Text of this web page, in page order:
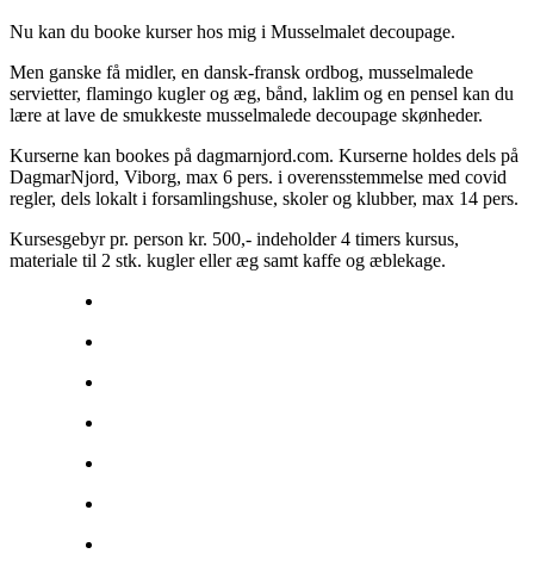
Nu kan du booke kurser hos mig i Musselmalet decoupage.
Men ganske få midler, en dansk-fransk ordbog, musselmalede
servietter, flamingo kugler og æg, bånd, laklim og en pensel kan du
lære at lave de smukkeste musselmalede decoupage skønheder.
Kurserne kan bookes på dagmarnjord.com. Kurserne holdes dels på
DagmarNjord, Viborg, max 6 pers. i overensstemmelse med covid
regler, dels lokalt i forsamlingshuse, skoler og klubber, max 14 pers.
Kursesgebyr pr. person kr. 500,- indeholder 4 timers kursus,
materiale til 2 stk. kugler eller æg samt kaffe og æblekage.